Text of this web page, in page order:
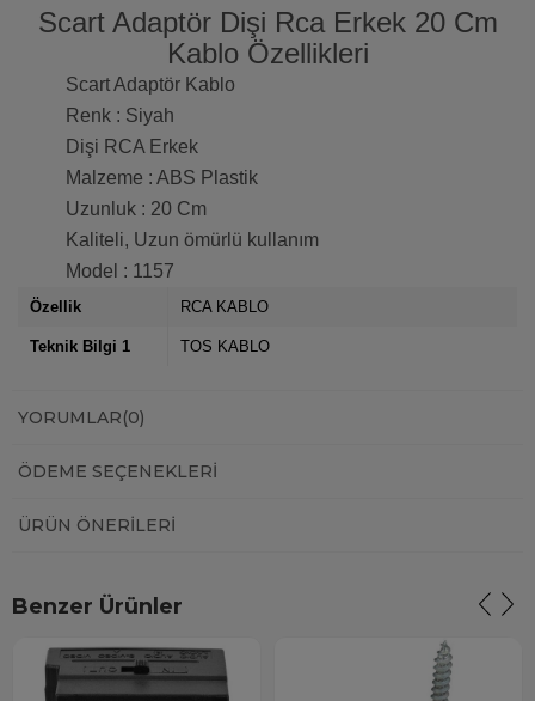
Scart Adaptör Dişi Rca Erkek 20 Cm
Kablo Özellikleri
Scart Adaptör Kablo
Renk : Siyah
Dişi RCA Erkek
Malzeme : ABS Plastik
Uzunluk : 20 Cm
Kaliteli, Uzun ömürlü kullanım
Model : 1157
Özellik RCA KABLO
Teknik Bilgi 1 TOS KABLO
YORUMLAR(0)
ÖDEME SEÇENEKLERI
ÜRÜN ÖNERILERI
Benzer Ürünler